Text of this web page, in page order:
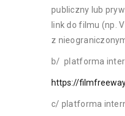
publiczny lub
link do filmu (np.
z
b/ platforma
https://
c/ platforma